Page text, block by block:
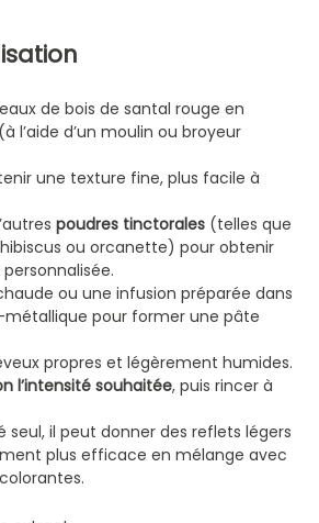
de bois de santal rouge en
l’aide d’un moulin ou broyeur
une texture fine, plus facile à
poudres tinctorales(telles que
ou orcanette) pour obtenir
ou une infusion préparée dans
pour former une pâte
propres et légèrement humides.
l’intensité souhaitée, puis rincer à
seul, il peut donner des reflets légers
plus efficace en mélange avec